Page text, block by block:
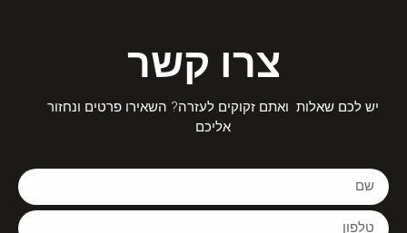
צרו קשר
יש לכם שאלות ואתם זקוקים לעזרה? השאירו פרטים ונחזור
אליכם